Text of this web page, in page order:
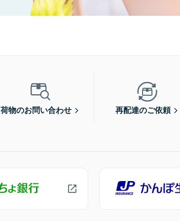
荷物のお問い合わせ 再配達のご依頼